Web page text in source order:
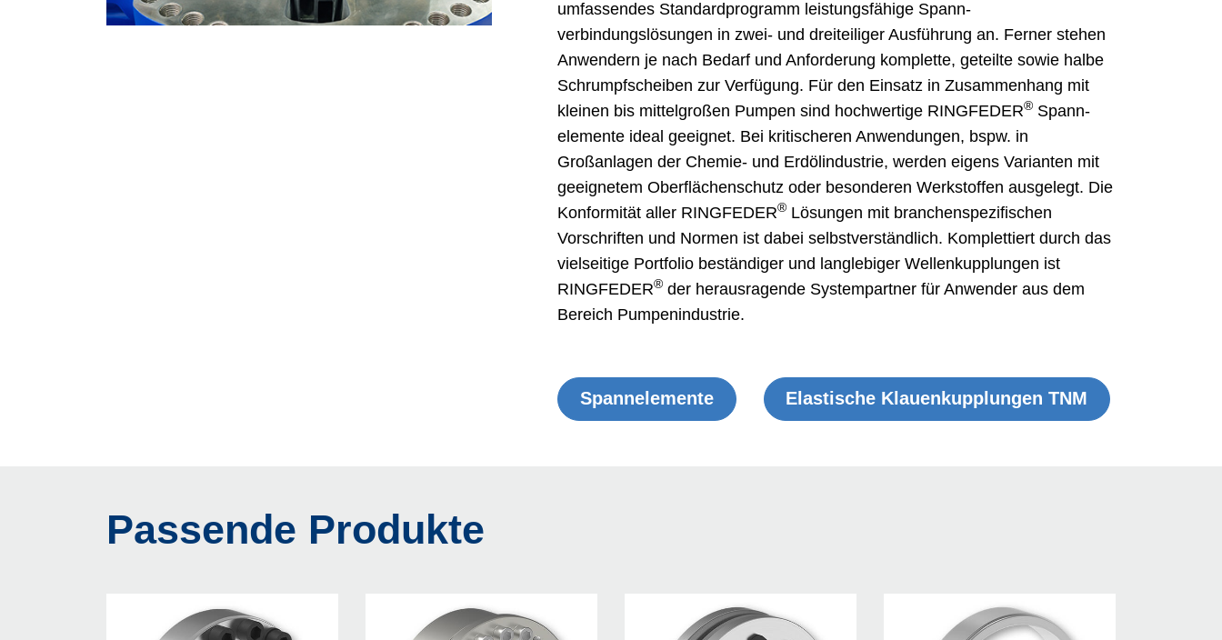
umfassendes Standardprogramm leistungsfähige Spann­
verbindungslösungen in zwei- und dreiteiliger Ausführung an. Ferner stehen
Anwendern je nach Bedarf und Anforderung komplette, geteilte sowie halbe
Schrumpf­scheiben zur Verfügung. Für den Einsatz in Zusammenhang mit
kleinen bis mittelgroßen Pumpen sind hochwertige RINGFEDER® Spann­
elemente ideal geeignet. Bei kritischeren Anwendungen, bspw. in
Großanlagen der Chemie- und Erdölindustrie, werden eigens Varianten mit
geeignetem Oberflächenschutz oder besonderen Werkstoffen ausgelegt. Die
Konformität aller RINGFEDER® Lösungen mit branchenspezifischen
Vorschriften und Normen ist dabei selbstverständlich. Komplettiert durch das
vielseitige Portfolio beständiger und langlebiger Wellenkupplungen ist
RINGFEDER® der herausragende System­partner für Anwender aus dem
Bereich Pumpenindustrie.
Spann­elemente Elastische Klauen­kupplun­gen TNM
Passende Produkte